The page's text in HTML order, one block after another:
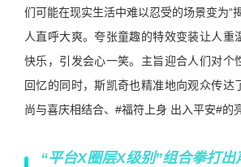
们可能在现实生活中难以忍受的场景变为“
人直呼大爽。夸张童趣的特效变装让人重
快乐，引发会心一笑。主旨迎合人们对个
回忆的同时，斯凯奇也精准地向观众传达
尚与喜庆相结合、#福符上身 出入平安#的
“平台X圈层X级别”组合拳打出